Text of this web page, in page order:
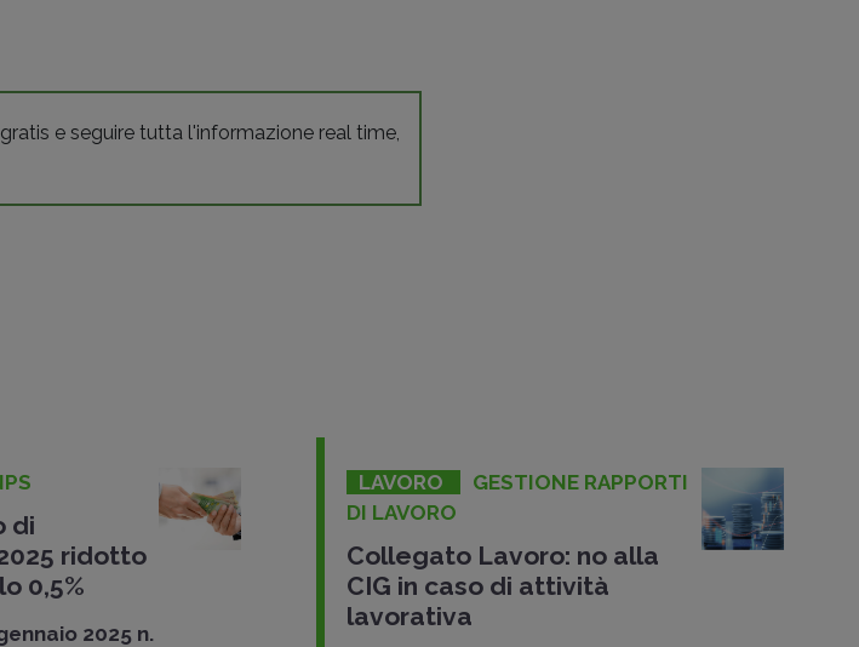
e seguire tutta l'informazione real time,
di
ridotto
0,5%
2025 n.
LAVORO
GESTIONE RAPPORTI
DI LAVORO
Collegato Lavoro: no alla
CIG in caso di attività
lavorativa